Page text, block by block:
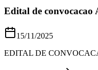
Edital de convocacao
15/11/2025
EDITAL DE